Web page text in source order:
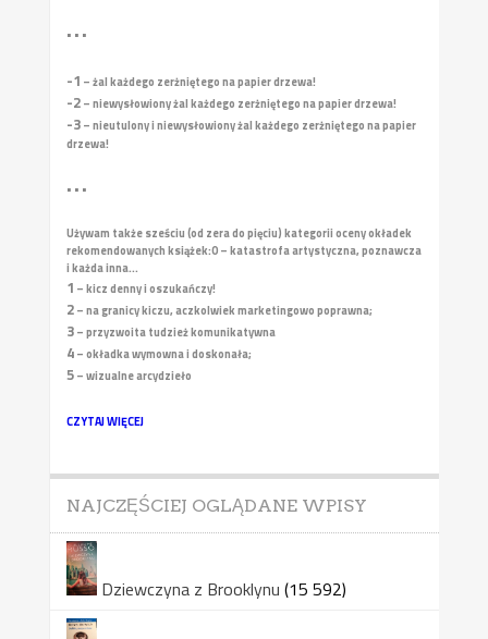
• • •
-1 – żal każdego zerżniętego na papier drzewa!
-2– niewysłowiony żal każdego zerżniętego na papier drzewa!
-3– nieutulony i niewysłowiony żal każdego zerżniętego na papier
drzewa!
• • •
Używam także sześciu (od zera do pięciu) kategorii oceny okładek
rekomendowanych książek:0 – katastrofa artystyczna, poznawcza
i każda inna...
1 – kicz denny i oszukańczy!
2– na granicy kiczu, aczkolwiek marketingowo poprawna;
3– przyzwoita tudzież komunikatywna
4– okładka wymowna i doskonała;
5– wizualne arcydzieło
CZYTAJ WIĘCEJ
NAJCZĘŚCIEJ OGLĄDANE WPISY
Dziewczyna z Brooklynu (15 592)